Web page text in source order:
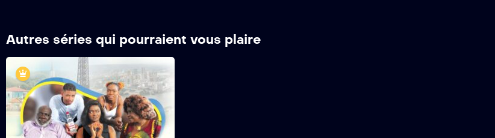
Autres séries qui pourraient vous plaire